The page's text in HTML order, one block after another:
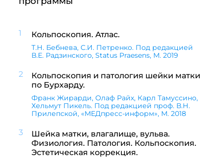
1 Кольпоскопия. Атлас.
Т.Н. Бебнева, С.И. Петренко. Под редакцией
В.Е. Радзинского, Status Praesens, М. 2019
2
Кольпоскопия и патология шейки матки
по Бурхарду.
Франк Жирарди, Олаф Райх, Карл Тамуссино,
Хельмут Пикель. Под редакцией проф. В.Н.
Прилепской, «МЕДпресс-информ», М. 2018
3
Шейка матки, влагалище, вульва.
Физиология. Патология. Кольпоскопия.
Эстетическая коррекция.